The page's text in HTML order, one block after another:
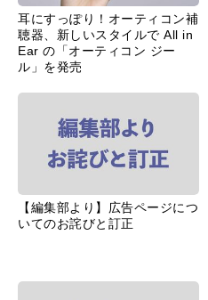
耳にすっぽり！オーティコン補
聴器、新しいスタイルで All in
Ear の「オーティコン ジー
ル」を発売
【編集部より】広告ページにつ
いてのお詫びと訂正